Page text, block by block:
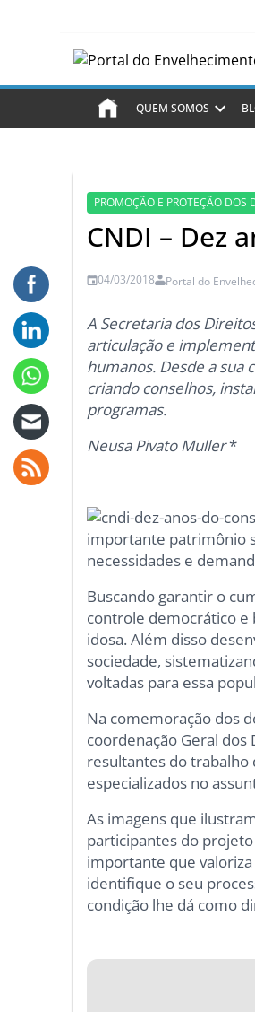
QUEM SOMOS
PROMOÇÃO E PROTEÇÃO DOS
CNDI – Dez
04/03/2018 Portal do
A Secretaria dos
articulação e
humanos. Desde a sua
criando conselhos,
programas.
Neusa Pivato Muller*
importante patrimônio
necessidades e
Buscando garantir o
controle democrático e
idosa. Além disso
sociedade,
voltadas para essa
Na comemoração dos
coordenação Geral
resultantes do trabalho
especializados no
As imagens que
participantes do
importante que valoriza
identifique o seu
condição lhe dá como